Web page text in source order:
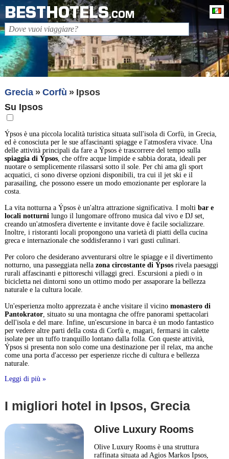
BESTHOTELS.COM
Grecia Corfù
Ipsos
Su Ipsos
Ýpsos è una piccola località turistica situata sull'isola di Corfù, in Grecia,
ed è conosciuta per le sue affascinanti spiagge e l'atmosfera vivace. Una
delle attività principali da fare a Ýpsos è trascorrere del tempo sulla
spiaggia di Ýpsos, che offre acque limpide e sabbia dorata, ideali per
nuotare o semplicemente rilassarsi sotto il sole. Per chi ama gli sport
acquatici, ci sono diverse opzioni disponibili, tra cui il jet ski e il
parasailing, che possono essere un modo emozionante per esplorare la
costa.
La vita notturna a Ýpsos è un'altra attrazione significativa. I molti bar e
locali notturnilungo il lungomare offrono musica dal vivo e DJ set,
creando un'atmosfera divertente e invitante dove è facile socializzare.
Inoltre, i ristoranti locali propongono una varietà di piatti della cucina
greca e internazionale che soddisferanno i vari gusti culinari.
Per coloro che desiderano avventurarsi oltre le spiagge e il divertimento
notturno, una passeggiata nella zona circostante di Ýpsosrivela paesaggi
rurali affascinanti e pittoreschi villaggi greci. Escursioni a piedi o in
bicicletta nei dintorni sono un ottimo modo per assaporare la bellezza
naturale e la cultura locale.
Un'esperienza molto apprezzata è anche visitare il vicino monastero di
Pantokrator, situato su una montagna che offre panorami spettacolari
dell'isola e del mare. Infine, un'escursione in barca è un modo fantastico
per vedere altre parti della costa di Corfù e, magari, fermarsi in calette
isolate per un tuffo tranquillo lontano dalla folla. Con queste attività,
Ýpsos si presenta non solo come una destinazione per il relax, ma anche
come una porta d'accesso per esperienze ricche di cultura e bellezza
naturale.
Leggi di più »
I migliori hotel in Ipsos, Grecia
Olive Luxury Rooms
Olive Luxury Rooms è una struttura
raffinata situata ad Agios Markos Ipsos,